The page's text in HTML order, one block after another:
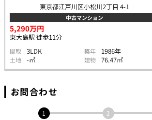
東京都江戸川区小松川2丁目 4-1
中古マンション
5,290万円
東大島駅 徒歩11分
間取 3LDK 築年 1986年
土地 -㎡ 建物 76.47㎡
お問合わせ
1
2